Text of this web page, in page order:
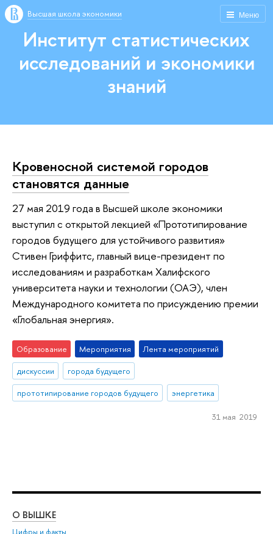
Меню
Высшая школа экономики
Институт статистических
исследований и экономики
знаний
Кровеносной системой городов
становятся данные
27 мая 2019 года в Высшей школе экономики
выступил с открытой лекцией «Прототипирование
городов будущего для устойчивого развития»
Стивен Гриффитс, главный вице-президент по
исследованиям и разработкам Халифского
университета науки и технологии (ОАЭ), член
Международного комитета по присуждению премии
«Глобальная энергия».
Образование Мероприятия
Лента мероприятий
дискуссии
города будущего
прототипирование городов будущего
энергетика
31 мая 2019
О ВЫШКЕ
Цифры и факты